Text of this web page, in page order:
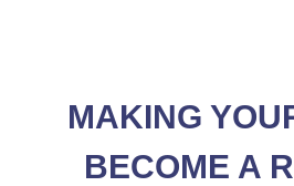
MAKING
BECOME A